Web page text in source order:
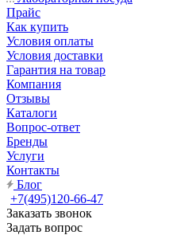
Прайс
Как купить
Условия оплаты
Условия доставки
Гарантия на товар
Компания
Отзывы
Каталоги
Вопрос-ответ
Бренды
Услуги
Контакты
Блог
+7(495)120-66-47
Заказать звонок
Задать вопрос